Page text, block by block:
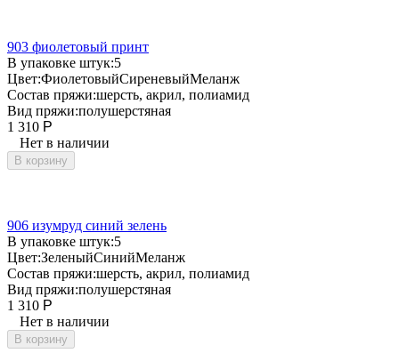
903 фиолетовый принт
В упаковке штук:5
Цвет:ФиолетовыйСиреневыйМеланж
Состав пряжи:шерсть, акрил, полиамид
Вид пряжи:полушерстяная
1 310 Р
Нет в наличии
В корзину
906 изумруд синий зелень
В упаковке штук:5
Цвет:ЗеленыйСинийМеланж
Состав пряжи:шерсть, акрил, полиамид
Вид пряжи:полушерстяная
1 310 Р
Нет в наличии
В корзину